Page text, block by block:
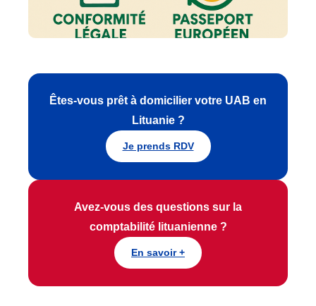
Êtes-vous prêt à domicilier votre UAB en
Lituanie ?
Je prends RDV
Avez-vous des questions sur la
comptabilité lituanienne ?
En savoir +